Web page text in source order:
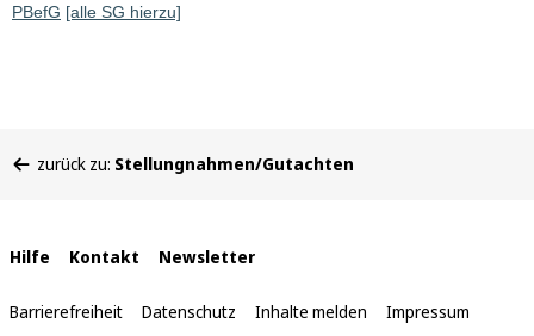
PBefG [alle SG hierzu]
befinden
zurück zu: Stellungnahmen/Gutachten
Interne
Links
Hilfe Kontakt Newsletter
Barrierefreiheit Datenschutz Inhalte melden Impressum